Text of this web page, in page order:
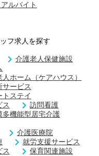
ルバイト
フ求人を探す
介護老人保健施設
人ホーム（ケアハウス）
サービス
トステイ
ス
訪問看護
多機能型居宅介護
介護医療院
就労支援サービス
ス
保育関連施設